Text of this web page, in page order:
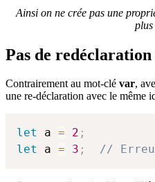
Ainsi on ne crée pas une
Pas de redéclaration
Contrairement au mot-clé var,
une re-déclaration avec le même
let a = 2 ;
let
a = 3 ; //